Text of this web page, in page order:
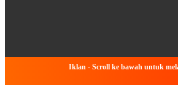
Iklan - Scroll ke bawah untuk